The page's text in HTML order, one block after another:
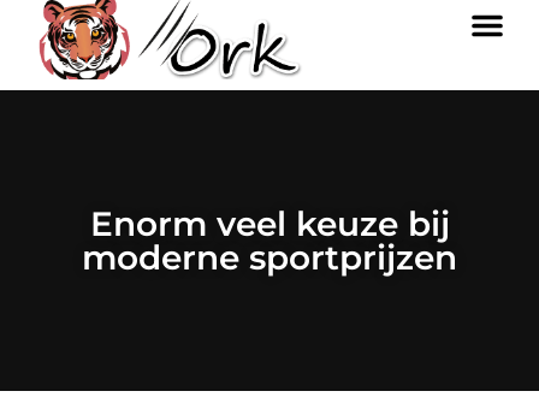
Enorm veel keuze bij
moderne sportprijzen